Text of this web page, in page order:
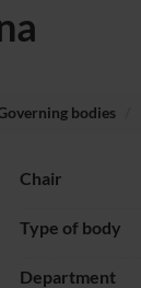
bodies
Chair
Type of body
Department